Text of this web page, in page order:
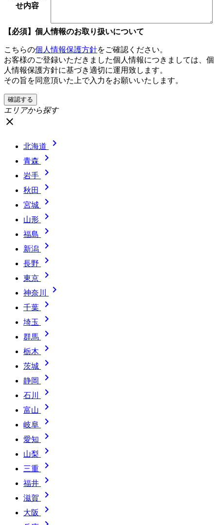
せ内容
【必須】個人情報のお取り扱いについて
こちらの個人情報保護方針をご確認ください。
お客様のご登録いただきました個人情報につきましては、個
人情報保護方針に基づき適切に運用致します。
その旨を同意頂いた上で入力をお願いいたします。
エリアから探す
close
北海道 
青森 
岩手 
秋田 
宮城 
山形 
福島 
新潟 
長野 
東京 
神奈川 
千葉 
埼玉 
群馬 
栃木 
茨城 
静岡 
石川 
富山 
岐阜 
愛知 
山梨 
三重 
福井 
滋賀 
大阪 